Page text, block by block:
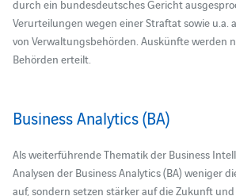
durch ein bundesdeutsches Gericht
Verurteilungen wegen einer Straftat sowie u.a.
von Verwaltungsbehörden. Auskünfte werden
Behörden erteilt.
Business Analytics (BA)
Als weiterführende Thematik der Business
Analysen der Business Analytics (BA) weniger
auf, sondern setzen stärker auf die Zukunft